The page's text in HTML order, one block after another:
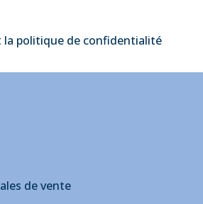
la politique de confidentialité
de vente